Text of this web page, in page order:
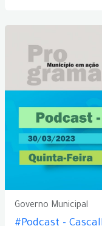
Governo Municipal